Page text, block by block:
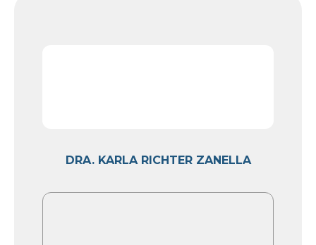
DRA. KARLA RICHTER ZANELLA